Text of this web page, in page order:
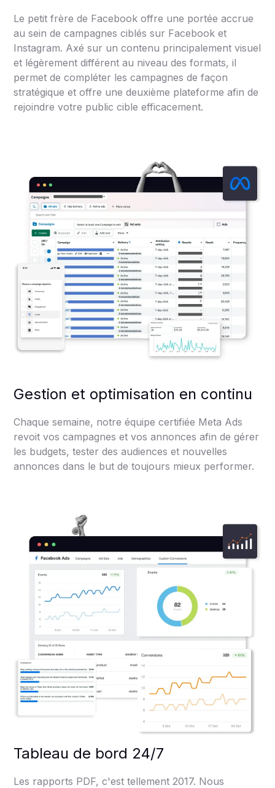
Le petit frère de Facebook offre une portée accrue
au sein de campagnes ciblés sur Facebook et
Instagram. Axé sur un contenu principalement visuel
et légèrement différent au niveau des formats, il
permet de compléter les campagnes de façon
stratégique et offre une deuxième plateforme afin de
rejoindre votre public cible efficacement.
Gestion et optimisation en continu
Chaque semaine, notre équipe certifiée Meta Ads
revoit vos campagnes et vos annonces afin de gérer
les budgets, tester des audiences et nouvelles
annonces dans le but de toujours mieux performer.
Tableau de bord 24/7
Les rapports PDF, c'est tellement 2017. Nous